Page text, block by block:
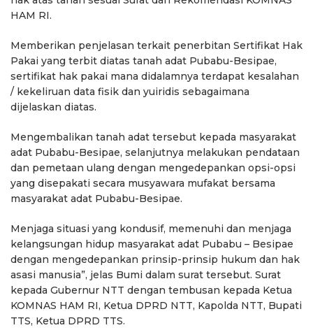
HAM RI.
Memberikan penjelasan terkait penerbitan Sertifikat Hak
Pakai yang terbit diatas tanah adat Pubabu-Besipae,
sertifikat hak pakai mana didalamnya terdapat kesalahan
/ kekeliruan data fisik dan yuiridis sebagaimana
dijelaskan diatas.
Mengembalikan tanah adat tersebut kepada masyarakat
adat Pubabu-Besipae, selanjutnya melakukan pendataan
dan pemetaan ulang dengan mengedepankan opsi-opsi
yang disepakati secara musyawara mufakat bersama
masyarakat adat Pubabu-Besipae.
Menjaga situasi yang kondusif, memenuhi dan menjaga
kelangsungan hidup masyarakat adat Pubabu – Besipae
dengan mengedepankan prinsip-prinsip hukum dan hak
asasi manusia”, jelas Bumi dalam surat tersebut. Surat
kepada Gubernur NTT dengan tembusan kepada Ketua
KOMNAS HAM RI, Ketua DPRD NTT, Kapolda NTT, Bupati
TTS, Ketua DPRD TTS.